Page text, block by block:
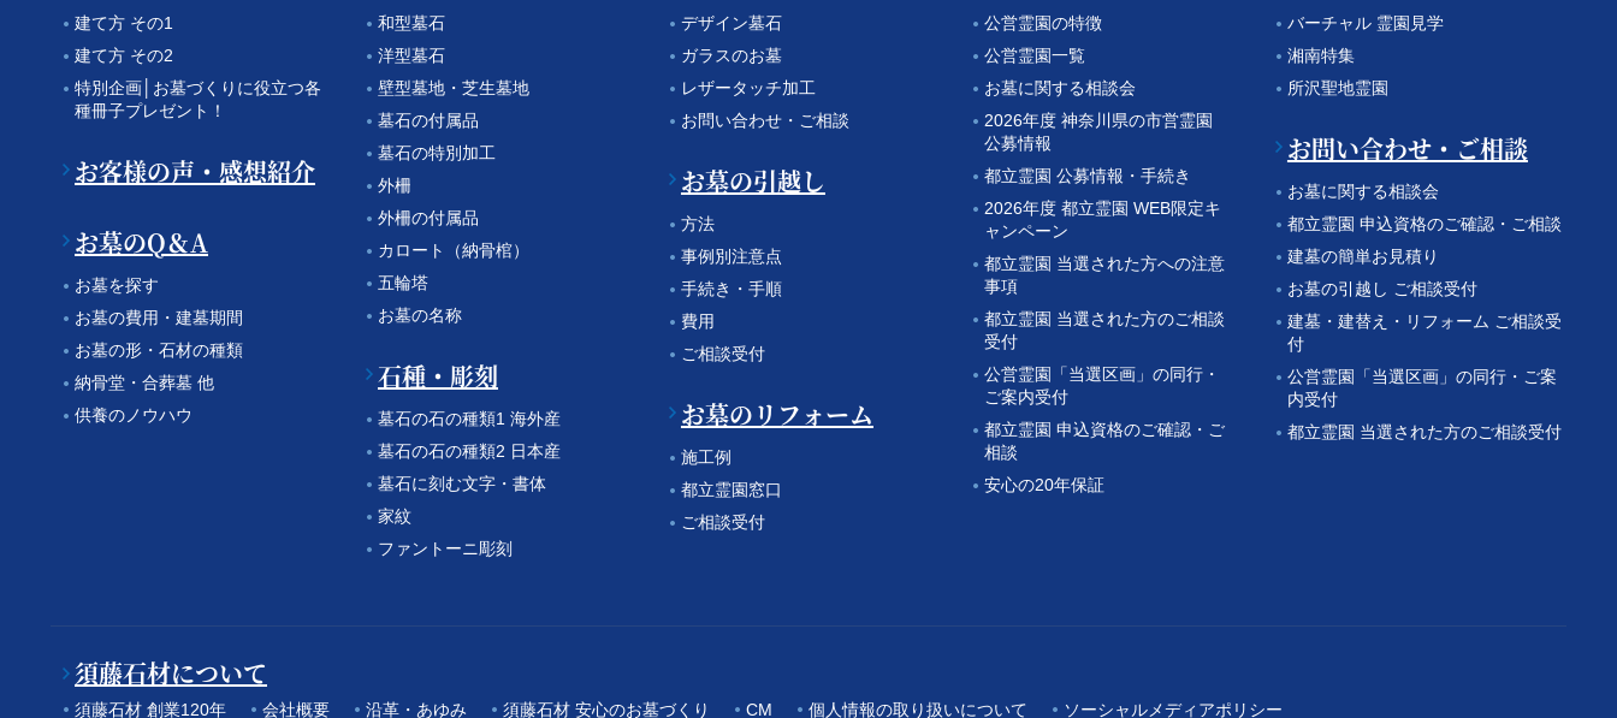
建て方 その1
建て方 その2
特別企画│お墓づくりに役立つ各
種冊子プレゼント！
お客様の声・感想紹介
お墓のQ＆A
お墓を探す
お墓の費用・建墓期間
お墓の形・石材の種類
納骨堂・合葬墓 他
供養のノウハウ
和型墓石
洋型墓石
壁型墓地・芝生墓地
墓石の付属品
墓石の特別加工
外柵
外柵の付属品
カロート（納骨棺）
五輪塔
お墓の名称
石種・彫刻
墓石の石の種類1 海外産
墓石の石の種類2 日本産
墓石に刻む文字・書体
家紋
ファントーニ彫刻
デザイン墓石
ガラスのお墓
レザータッチ加工
お問い合わせ・ご相談
お墓の引越し
方法
事例別注意点
手続き・手順
費用
ご相談受付
お墓のリフォーム
施工例
都立霊園窓口
ご相談受付
公営霊園の特徴
公営霊園一覧
お墓に関する相談会
2026年度 神奈川県の市営霊園
公募情報
都立霊園 公募情報・手続き
2026年度 都立霊園 WEB限定キ
ャンペーン
都立霊園 当選された方への注意
事項
都立霊園 当選された方のご相談
受付
公営霊園「当選区画」の同行・
ご案内受付
都立霊園 申込資格のご確認・ご
相談
安心の20年保証
バーチャル 霊園見学
湘南特集
所沢聖地霊園
お問い合わせ・ご相談
お墓に関する相談会
都立霊園 申込資格のご確認・ご相談
建墓の簡単お見積り
お墓の引越し ご相談受付
建墓・建替え・リフォーム ご相談受
付
公営霊園「当選区画」の同行・ご案
内受付
都立霊園 当選された方のご相談受付
須藤石材について
須藤石材 創業120年 会社概要 沿革・あゆみ 須藤石材 安心のお墓づくり CM 個人情報の取り扱いについて ソーシャルメディアポリシー